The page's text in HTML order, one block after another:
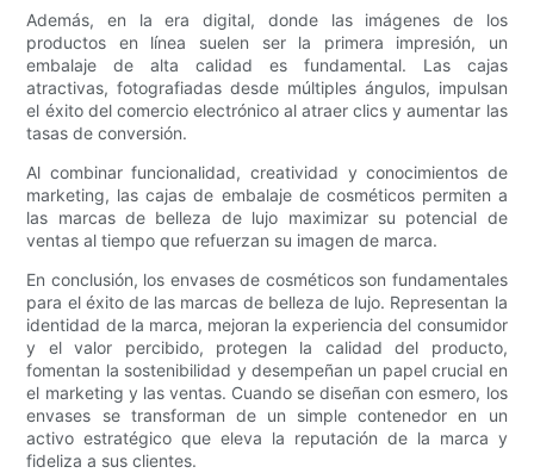
Además, en la era digital, donde las imágenes de los
productos en línea suelen ser la primera impresión, un
embalaje de alta calidad es fundamental. Las cajas
atractivas, fotografiadas desde múltiples ángulos, impulsan
el éxito del comercio electrónico al atraer clics y aumentar las
tasas de conversión.
Al combinar funcionalidad, creatividad y conocimientos de
marketing, las cajas de embalaje de cosméticos permiten a
las marcas de belleza de lujo maximizar su potencial de
ventas al tiempo que refuerzan su imagen de marca.
En conclusión, los envases de cosméticos son fundamentales
para el éxito de las marcas de belleza de lujo. Representan la
identidad de la marca, mejoran la experiencia del consumidor
y el valor percibido, protegen la calidad del producto,
fomentan la sostenibilidad y desempeñan un papel crucial en
el marketing y las ventas. Cuando se diseñan con esmero, los
envases se transforman de un simple contenedor en un
activo estratégico que eleva la reputación de la marca y
fideliza a sus clientes.